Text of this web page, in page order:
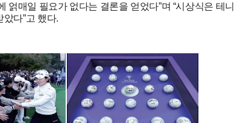
매일 필요가 없다는 결론을 얻었다”며 “시상식은 테니
다”고 했다.